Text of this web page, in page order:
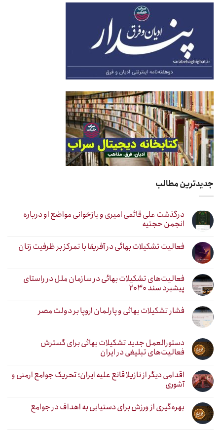
جدیدترین مطالب
درگذشت علی قائمی امیری و بازخوانی مواضع او درباره
انجمن حجتیه
فعالیت تشکیلات بهائی در آفریقا با تمرکز بر ظرفیت زنان
فعالیت‌های تشکیلات بهائی در سازمان ملل در راستای
پیشبرد سند ۲۰۳۰
فشار تشکیلات بهائی و پارلمان اروپا بر دولت مصر
دستورالعمل جدید تشکیلات بهائی برای گسترش
فعالیت‌های تبلیغی در ایران
اقدامی دیگر از نازیلا قانع علیه ایران؛ تحریک جوامع ارمنی و
آشوری
بهره‌گیری از ورزش برای دستیابی به اهداف در جوامع